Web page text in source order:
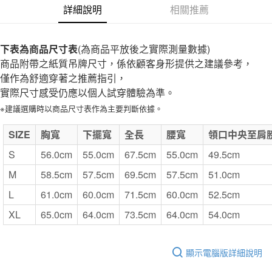
每筆NT$65，滿NT$1,000(含以上)免運費
每筆NT$65，滿NT$1,000(含以上)免運費
宅配
每筆NT$150，滿NT$2,000(含以上)免運費
免運費
詳細說明 相關推薦
下表為商品尺寸表(為商品平放後之實際測量數據)
商品附帶之紙質吊牌尺寸，係依顧客身形提供之建議參考，
僅作為舒適穿著之推薦指引，
實際尺寸感受仍應以個人試穿體驗為準。
※建議選購時以商品尺寸表作為主要判斷依據。
SIZE 胸寬 下擺寬 全長 腰寬
領口中央至肩
S
56.0cm 55.0cm 67.5cm 55.0cm
49.5cm
M
58.5cm 57.5cm 69.5cm 57.5cm
51.0cm
L
61.0cm 60.0cm 71.5cm 60.0cm
52.5cm
XL
65.0cm 64.0cm 73.5cm 64.0cm 54.0cm
顯示電腦版詳細說明